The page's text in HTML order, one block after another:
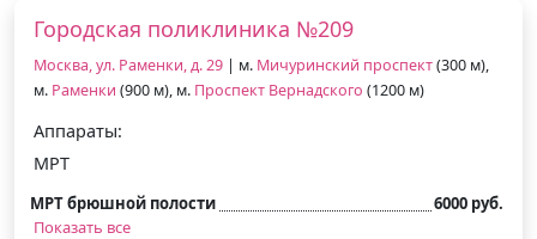
Городская поликлиника №209
Москва, ул. Раменки, д. 29 | м. Мичуринский проспект(300 м),
м. Раменки (900 м), м. Проспект Вернадского (1200 м)
Аппараты:
МРТ
МРТ брюшной полости
6000 руб.
Показать все